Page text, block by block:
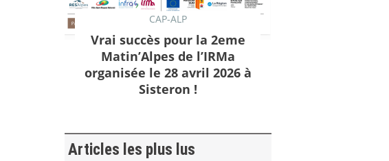
CAP-ALP
Vrai succès pour la 2eme
Matin’Alpes de l’IRMa
organisée le 28 avril 2026 à
Sisteron !
Articles les plus lus